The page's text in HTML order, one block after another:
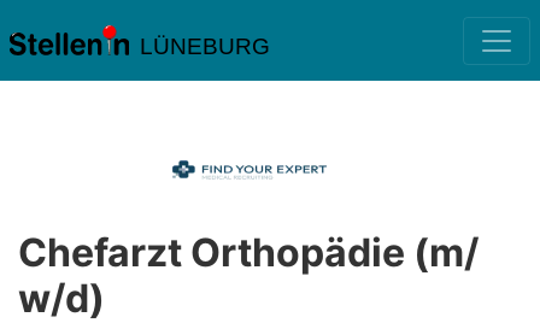
LÜNEBURG
Chefarzt Orthopädie (m/
w/d)